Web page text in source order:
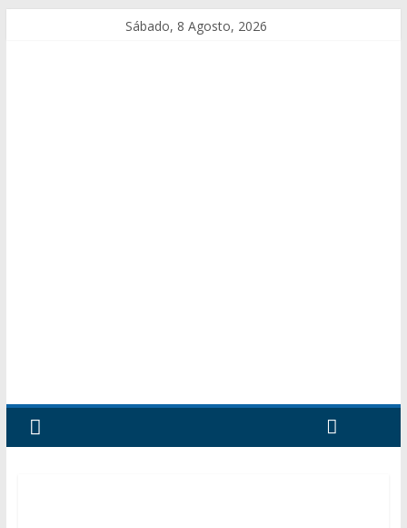
Sábado, 8 Agosto, 2026